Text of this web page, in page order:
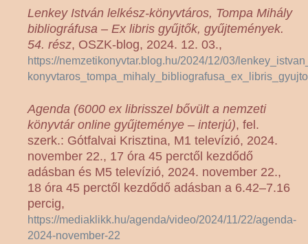
Lenkey István lelkész-könyvtáros, Tompa Mihály
bibliográfusa – Ex libris gyűjtők, gyűjtemények.
54. rész, OSZK-blog, 2024. 12. 03.,
https://nemzetikonyvtar.blog.hu/2024/12/03/
Agenda (6000 ex librisszel bővült a nemzeti
könyvtár online gyűjteménye – interjú), fel.
szerk.: Gótfalvai Krisztina, M1 televízió, 2024.
november 22., 17 óra 45 perctől kezdődő
adásban és M5 televízió, 2024. november 22.,
18 óra 45 perctől kezdődő adásban a 6.42–7.16
percig,
https://mediaklikk.hu/agenda/video/2024/11/22/agenda-
2024-november-22